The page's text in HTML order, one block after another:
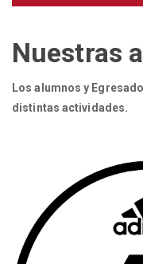
Nuestras
Los alumnos y
distintas actividades.